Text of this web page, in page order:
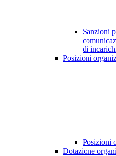
Sanzioni
di
Posizioni
Posizioni
Dotazione